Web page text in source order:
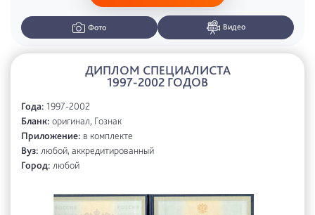
Фото Видео
ДИПЛОМ СПЕЦИАЛИСТА
1997-2002 ГОДОВ
Года: 1997-2002
Бланк: оригинал, Гознак
Приложение: в комплекте
Вуз: любой, аккредитированный
Город: любой